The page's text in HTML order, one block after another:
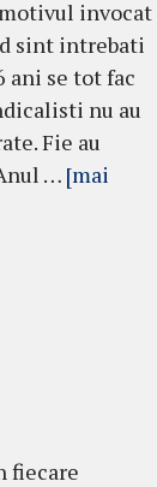
invocat
sint intrebati
ani se tot fac
nu au
Fie au
… [mai
fiecare